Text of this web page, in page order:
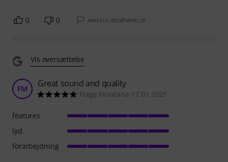
0 0 ANMELD BEDØMMELSE
Vis oversættelse
FM Great sound and quality
Flage Montana 17.01.2021
features
lyd
forarbejdning